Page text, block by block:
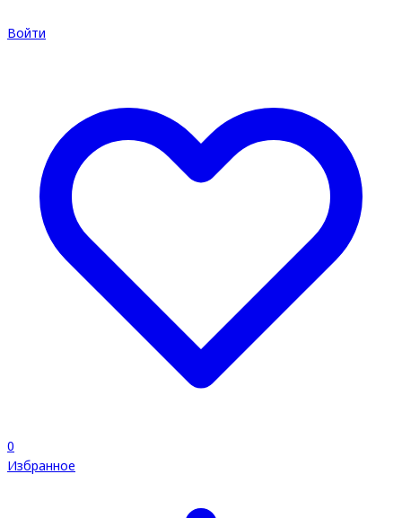
Войти
0
Избранное